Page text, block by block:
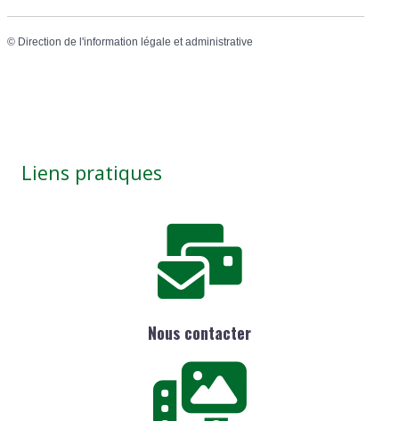
© Direction de l'information légale et administrative
Liens pratiques
Nous contacter